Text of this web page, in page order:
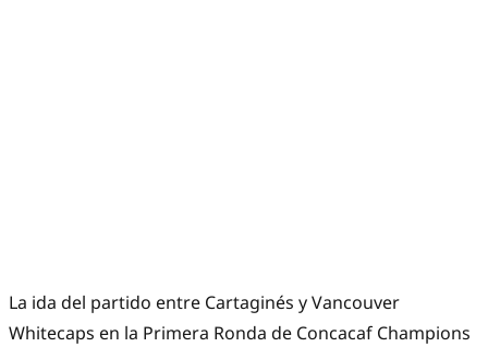
La ida del partido entre Cartaginés y Vancouver
Whitecaps en la Primera Ronda de Concacaf Champions